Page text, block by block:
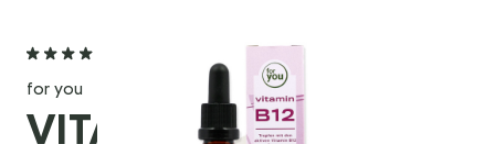
for you
VITAMIN B12